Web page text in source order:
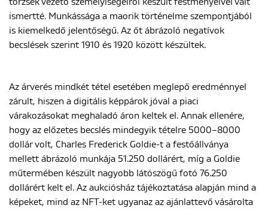
ismertté. Munkássága a maorik történelme szempontjából
is kiemelkedő jelentőségű. Az őt ábrázoló negatívok
becslések szerint 1910 és 1920 között készültek.
Az árverés mindkét tétel esetében meglepő eredménnyel
zárult, hiszen a digitális képpárok jóval a piaci
várakozásokat meghaladó áron keltek el. Annak ellenére,
hogy az előzetes becslés mindegyik tételre 5000–8000
dollár volt, Charles Frederick Goldie-t a festőállványa
mellett ábrázoló munkája 51.250 dollárért, míg a Goldie
műtermében készült nagyobb látószögű fotó 76.250
dollárért kelt el. Az aukciósház tájékoztatása alapján mind a
képeket, mind az NFT-ket ugyanaz az ajánlattevő vásárolta